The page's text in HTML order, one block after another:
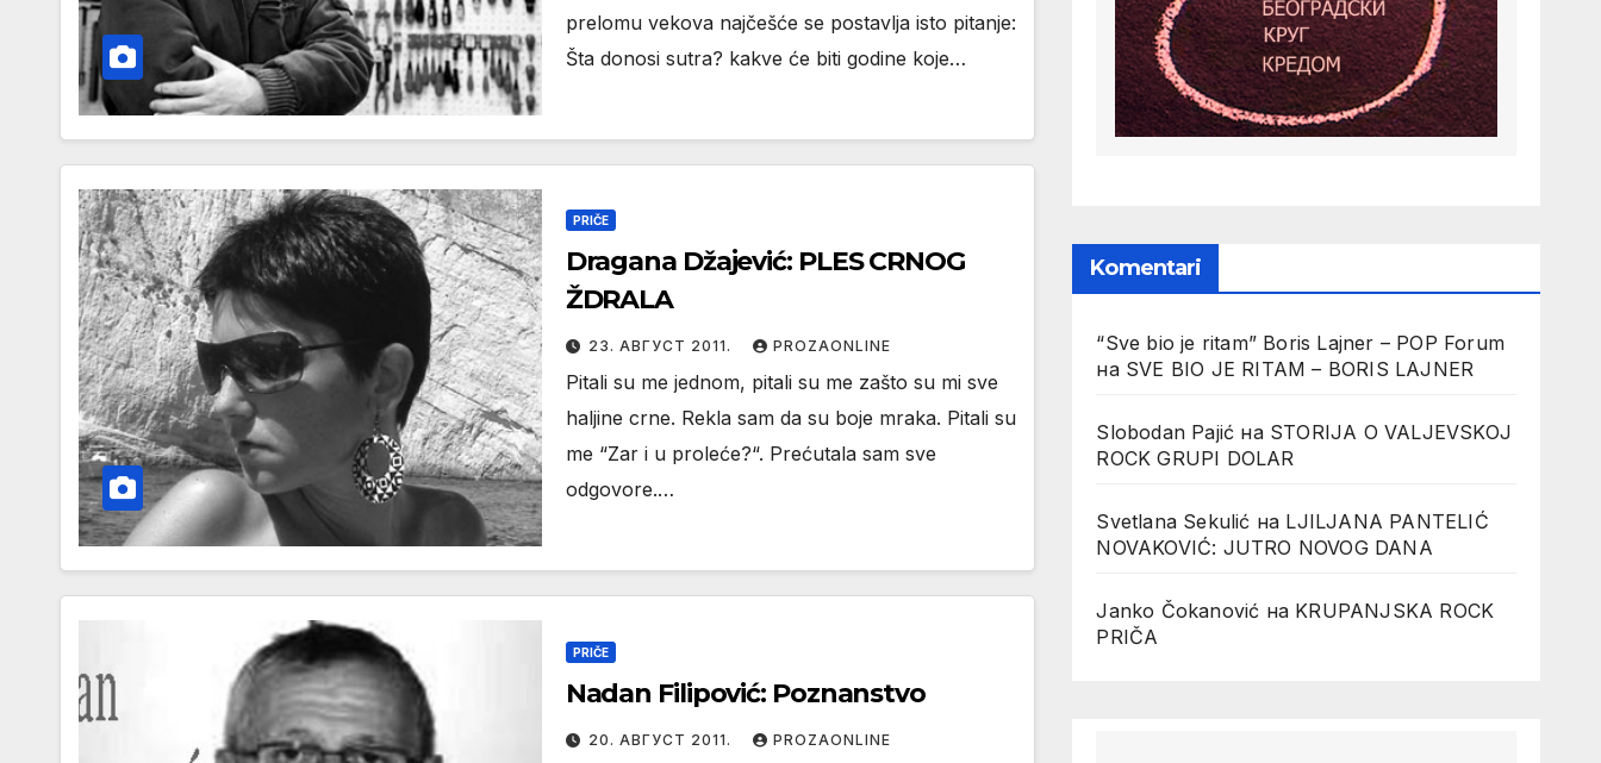
prelomu vekova najčešće se postavlja isto pitanje:
Šta donosi sutra? kakve će biti godine koje…
PRIČE
Dragana Džajević: PLES CRNOG
ŽDRALA
23. АВГУСТ 2011. PROZAONLINE
Pitali su me jednom, pitali su me zašto su mi sve
haljine crne. Rekla sam da su boje mraka. Pitali su
me “Zar i u proleće?“. Prećutala sam sve
odgovore.…
PRIČE
Nadan Filipović: Poznanstvo
20. АВГУСТ 2011. PROZAONLINE
Komentari
“Sve bio je ritam” Boris Lajner – POP Forum
на SVE BIO JE RITAM – BORIS LAJNER
Slobodan Pajić на STORIJA O VALJEVSKOJ
ROCK GRUPI DOLAR
Svetlana Sekulić на LJILJANA PANTELIĆ
NOVAKOVIĆ: JUTRO NOVOG DANA
Janko Čokanović на KRUPANJSKA ROCK
PRIČA